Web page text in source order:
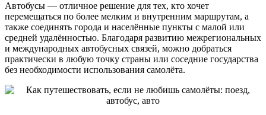
Автобусы — отличное решение для тех, кто хочет
перемещаться по более мелким и внутренним маршрутам, а
также соединять города и населённые пункты с малой или
средней удалённостью. Благодаря развитию межрегиональных
и международных автобусных связей, можно добраться
практически в любую точку страны или соседние государства
без необходимости использования самолёта.